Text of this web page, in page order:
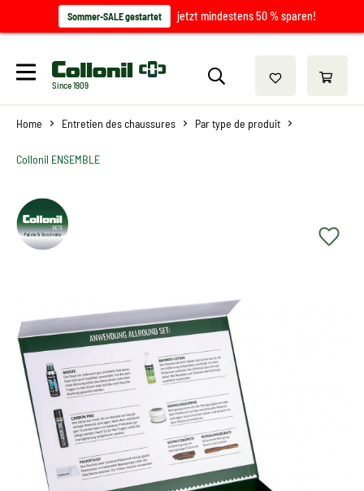
Sommer-SALE gestartet jetzt mindestens 50 % sparen!
Since 1909
Home Entretien des chaussures Par type de produit
Collonil ENSEMBLE